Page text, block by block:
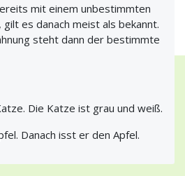
mit einem unbestimmten
es danach meist als bekannt.
steht dann der bestimmte
Die Katze ist grau und weiß.
Danach isst er den Apfel.